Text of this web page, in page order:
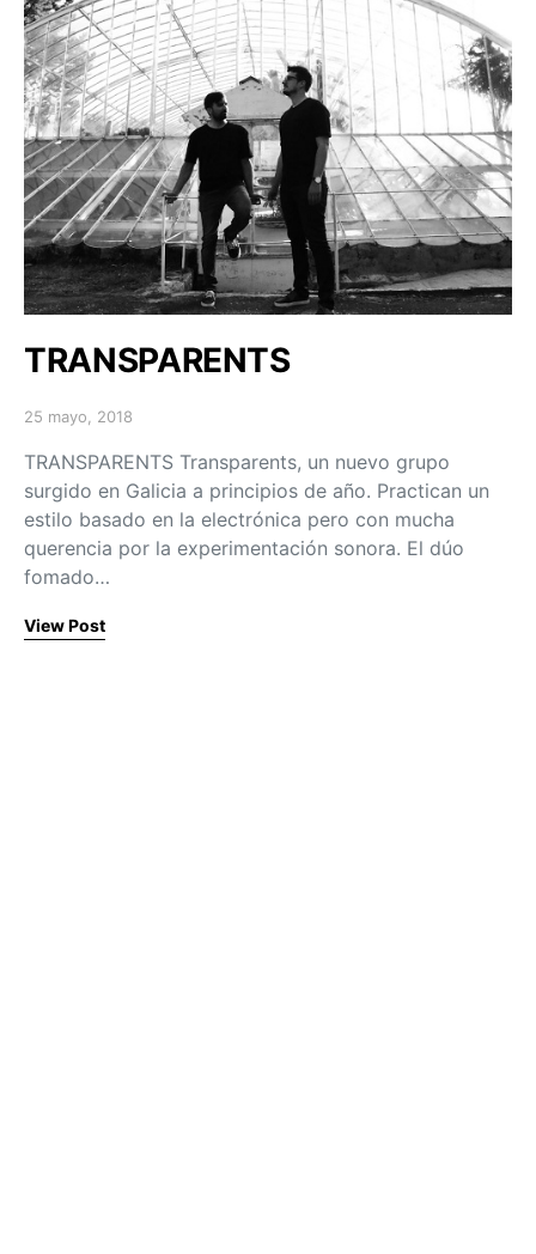
TRANSPARENTS
Posted on
25 mayo, 2018
TRANSPARENTS Transparents, un nuevo grupo
surgido en Galicia a principios de año. Practican un
estilo basado en la electrónica pero con mucha
querencia por la experimentación sonora. El dúo
fomado…
View Post